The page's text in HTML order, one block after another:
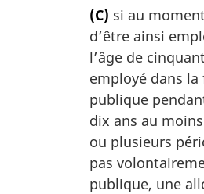
(C) si au
d’être ainsi
l’âge de
employé dans
publique
dix ans au
ou plusieurs
pas
publique, une